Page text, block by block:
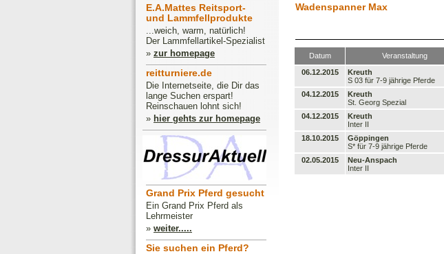
E.A.Mattes Reitsport-
und Lammfellprodukte
...weich, warm, natürlich!
Der Lammfellartikel-Spezialist
» zur homepage
reitturniere.de
Die Internetseite, die Dir das
lange Suchen erspart!
Reinschauen lohnt sich!
» hier gehts zur homepage
Grand Prix Pferd gesucht
Ein Grand Prix Pferd als
Lehrmeister
» weiter.....
Sie suchen ein Pferd?
Wadenspanner Max
Datum Veranstaltung
06.12.2015
Kreuth
S 03 für 7-9 jährige Pferde
04.12.2015
Kreuth
St. Georg Spezial
04.12.2015
Kreuth
Inter II
18.10.2015
Göppingen
S* für 7-9 jährige Pferde
02.05.2015
Neu-Anspach
Inter II